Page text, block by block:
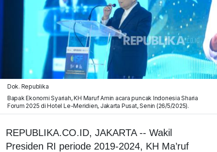
Dok. Republika
Bapak Ekonomi Syariah, KH Maruf Amin acara puncak Indonesia Sharia
Forum 2025 di Hotel Le-Meridien, Jakarta Pusat, Senin (26/5/2025).
REPUBLIKA.CO.ID, JAKARTA -- Wakil
Presiden RI periode 2019-2024, KH Ma’ruf